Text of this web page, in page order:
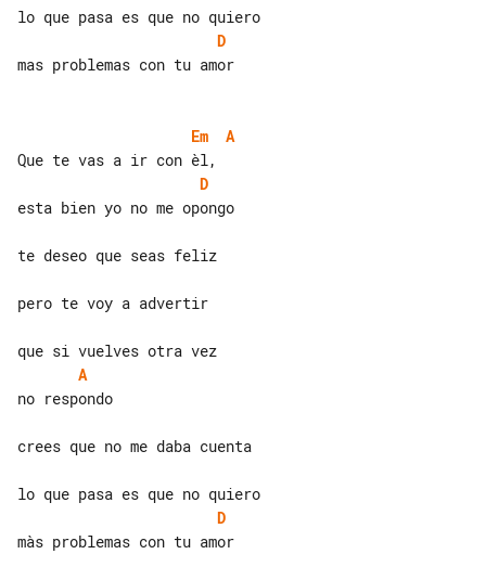
D
mas problemas con tu amor
Em
A
D
esta bien yo no me opongo
te deseo que seas feliz
pero te voy a advertir
A
no respondo
crees que no me daba cuenta
D
màs problemas con tu amor